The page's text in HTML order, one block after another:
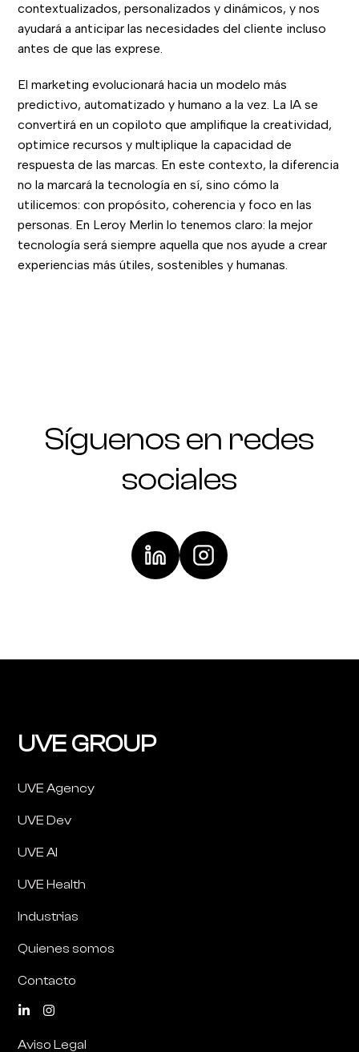
contextualizados, personalizados y dinámicos, y nos
ayudará a anticipar las necesidades del cliente incluso
antes de que las exprese.
El marketing evolucionará hacia un modelo más
predictivo, automatizado y humano a la vez. La IA se
convertirá en un copiloto que amplifique la creatividad,
optimice recursos y multiplique la capacidad de
respuesta de las marcas. En este contexto, la diferencia
no la marcará la tecnología en sí, sino cómo la
utilicemos: con propósito, coherencia y foco en las
personas. En Leroy Merlin lo tenemos claro: la mejor
tecnología será siempre aquella que nos ayude a crear
experiencias más útiles, sostenibles y humanas.
Síguenos en redes
sociales
UVE GROUP
UVE Agency
UVE Dev
UVE AI
UVE Health
Industrias
Quienes somos
Contacto
Aviso Legal